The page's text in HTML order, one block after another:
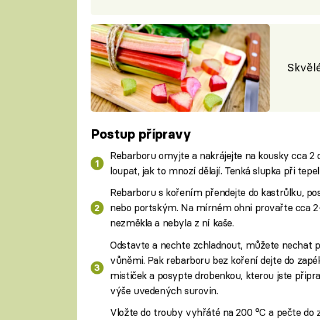
Postup přípravy
Rebarboru omyjte a nakrájejte na kousky cca 2
loupat, jak to mnozí dělají. Tenká slupka při
Rebarboru s kořením přendejte do kastrůlku,
nebo portským. Na mírném ohni provařte cca
nezměkla a nebyla z ní kaše.
Odstavte a nechte zchladnout, můžete nechat
vůněmi. Pak rebarboru bez koření dejte do
mističek a posypte drobenkou, kterou jste
výše uvedených surovin.
Vložte do trouby vyhřáté na 200 °C a pečte do